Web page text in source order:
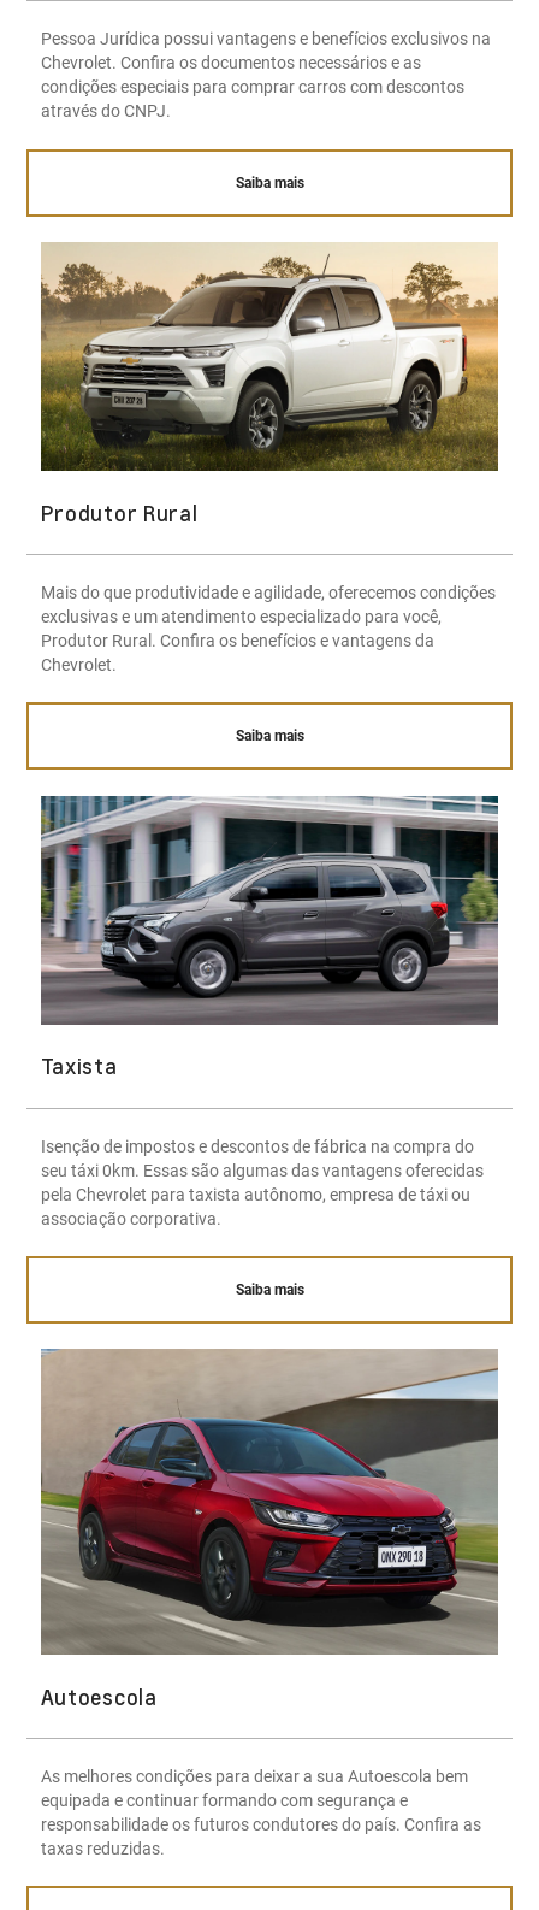
Pessoa Jurídica possui vantagens e benefícios exclusivos na
Chevrolet. Confira os documentos necessários e as
condições especiais para comprar carros com descontos
através do CNPJ.
Saiba mais
Produtor Rural
Mais do que produtividade e agilidade, oferecemos condições
exclusivas e um atendimento especializado para você,
Produtor Rural. Confira os benefícios e vantagens da
Chevrolet.
Saiba mais
Taxista
Isenção de impostos e descontos de fábrica na compra do
seu táxi 0km. Essas são algumas das vantagens oferecidas
pela Chevrolet para taxista autônomo, empresa de táxi ou
associação corporativa.
Saiba mais
Autoescola
As melhores condições para deixar a sua Autoescola bem
equipada e continuar formando com segurança e
responsabilidade os futuros condutores do país. Confira as
taxas reduzidas.